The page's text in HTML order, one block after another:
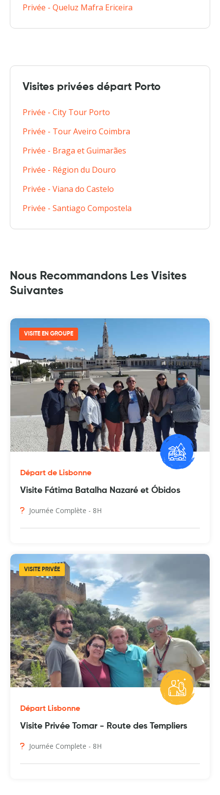
Privée - Queluz Mafra Ericeira
Visites privées départ Porto
Privée - City Tour Porto
Privée - Tour Aveiro Coimbra
Privée - Braga et Guimarães
Privée - Région du Douro
Privée - Viana do Castelo
Privée - Santiago Compostela
Nous Recommandons Les Visites
Suivantes
VISITE EN GROUPE
Départ de Lisbonne
Visite Fátima Batalha Nazaré et Óbidos
Journée Complète - 8H
VISITE PRIVÉE
Départ Lisbonne
Visite Privée Tomar - Route des Templiers
Journée Complete - 8H